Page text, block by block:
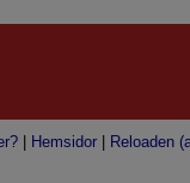
Hemsidor Reloaden